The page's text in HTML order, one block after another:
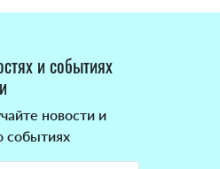
и событиях
новости и